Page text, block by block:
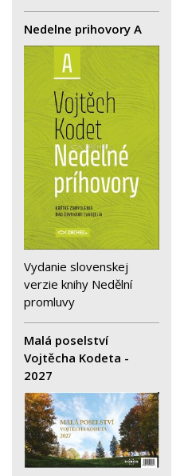
Nedelne prihovory A
Vydanie slovenskej
verzie knihy Nedělní
promluvy
Malá poselství
Vojtěcha Kodeta -
2027